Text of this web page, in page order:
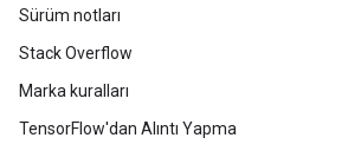
Sürüm notları
Stack Overflow
Marka kuralları
TensorFlow'dan Alıntı Yapma